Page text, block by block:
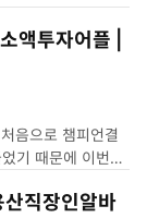
액투자어플 |
음으로 챔피언결
기 때문에 이번이
직장인알바